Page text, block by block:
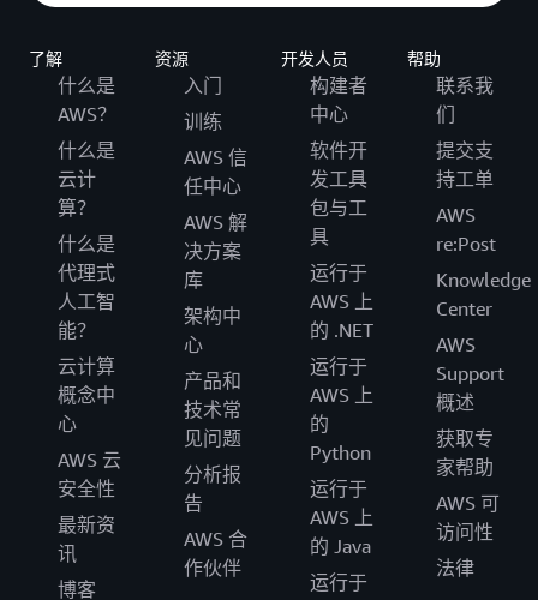
刷新一次），以及 AD 连接性和基于组的资产管理
功能（针对 AD 账户）。由于功能集存在差异，降
级可能会在数据连接和安全性方面带来损失，因
此不支持降级。
了解
什么是
AWS？
什么是
云计
算？
什么是
代理式
人工智
能？
云计算
概念中
心
AWS 云
安全性
最新资
讯
博客
资源
入门
训练
AWS 信
任中心
AWS 解
决方案
库
架构中
心
产品和
技术常
见问题
分析报
告
AWS 合
作伙伴
开发人员
构建者
中心
软件开
发工具
包与工
具
运行于
AWS 上
的 .NET
运行于
AWS 上
的
Python
运行于
AWS 上
的 Java
运行于
帮助
联系我
们
提交支
持工单
AWS
re:Post
Knowledge
Center
AWS
Support
概述
获取专
家帮助
AWS 可
访问性
法律